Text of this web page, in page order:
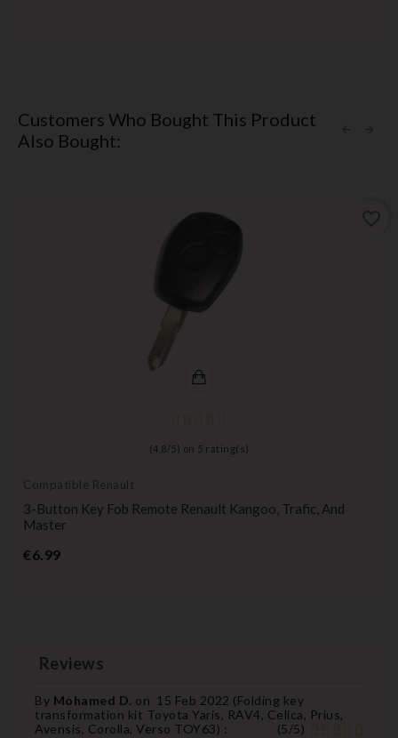
Customers Who Bought This Product
Also Bought:
(4,8 / 5) on 5 rating(s)
Compatible Renault
3-Button Key Fob Remote Renault Kangoo, Trafic, And
Master
€6.99Price
Reviews
By Mohamed D. on 15 Feb 2022 (Folding key
transformation kit Toyota Yaris, RAV4, Celica, Prius,
Avensis, Corolla, Verso TOY63) : (5/5)